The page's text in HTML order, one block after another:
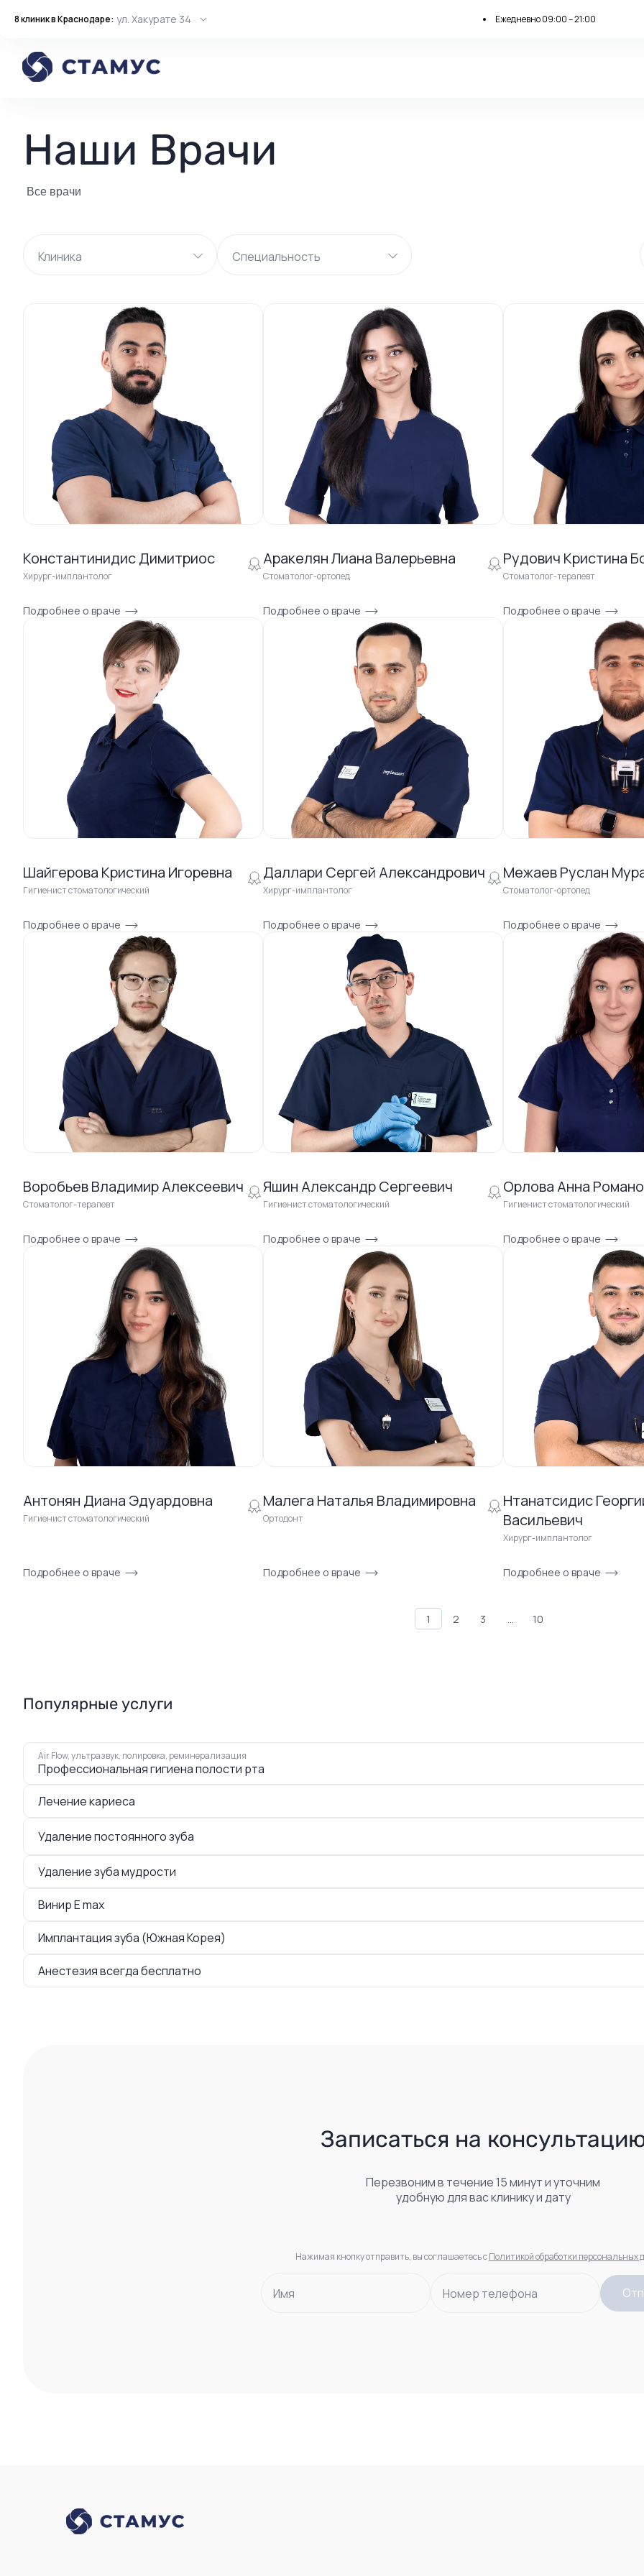
8 клиник в Краснодаре: ул. Хакурате 34 Ежедневно 09:00 – 21:00
Наши Врачи
Все врачи
Клиника Специальность
Константинидис Димитриос
Хирург-имплантолог
Подробнее о враче
Аракелян Лиана Валерьевна
Стоматолог-ортопед
Подробнее о враче
Рудович Кристина
Стоматолог-терапевт
Подробнее о враче
Шайгерова Кристина Игоревна
Гигиенист стоматологический
Подробнее о враче
Даллари Сергей Александрович
Хирург-имплантолог
Подробнее о враче
Межаев Руслан
Стоматолог-ортопед
Подробнее о враче
Воробьев Владимир Алексеевич
Стоматолог-терапевт
Подробнее о враче
Яшин Александр Сергеевич
Гигиенист стоматологический
Подробнее о враче
Орлова Анна
Гигиенист стоматологический
Подробнее о враче
Антонян Диана Эдуардовна
Гигиенист стоматологический
Подробнее о враче
Малега Наталья Владимировна
Ортодонт
Подробнее о враче
Нтанатсидис
Васильевич
Хирург-имплантолог
Подробнее о враче
1 2 3 10
Популярные услуги
Air Flow, ультразвук, полировка, реминерализация
Профессиональная гигиена полости рта
Лечение кариеса
Удаление постоянного зуба
Удаление зуба мудрости
Винир E max
Имплантация зуба (Южная Корея)
Анестезия всегда бесплатно
Записаться на
Перезвоним в течение 15 минут и уточним
удобную для вас клинику и дату
Нажимая кнопку отправить, вы соглашаетесь сПолитикой обработки персональных
Имя Номер телефона